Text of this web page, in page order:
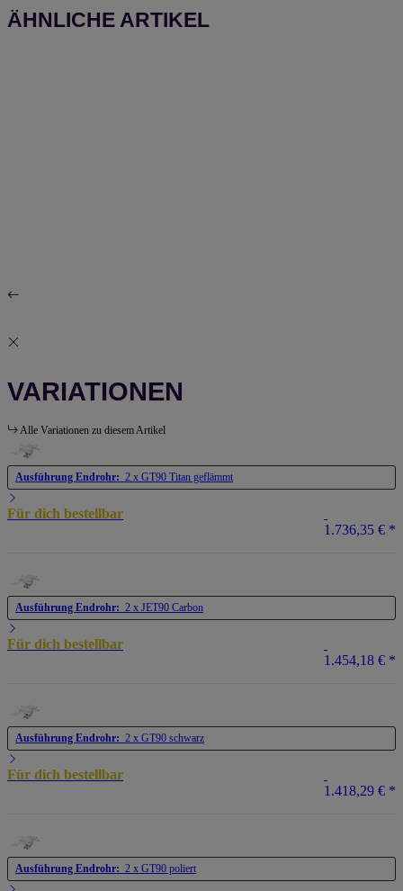
ÄHNLICHE ARTIKEL
VARIATIONEN
Alle Variationen zu diesem Artikel
Ausführung Endrohr: 2 x GT90 Titan geflämmt
Für dich bestellbar
1.736,35 € *
Ausführung Endrohr: 2 x JET90 Carbon
Für dich bestellbar
1.454,18 € *
Ausführung Endrohr: 2 x GT90 schwarz
Für dich bestellbar
1.418,29 € *
Ausführung Endrohr: 2 x GT90 poliert